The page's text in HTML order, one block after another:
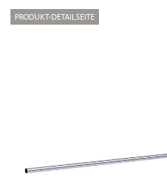
PRODUKT-DETAILSEITE